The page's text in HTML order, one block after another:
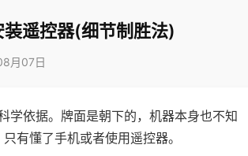
遥控器(细节制胜法)
月07日
学依据。牌面是朝下的，机器本身也不知
有懂了手机或者使用遥控器。